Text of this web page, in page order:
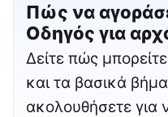
Πώς να
Οδηγός για
Δείτε πώς
και τα βασικά
ακολουθήσετε για